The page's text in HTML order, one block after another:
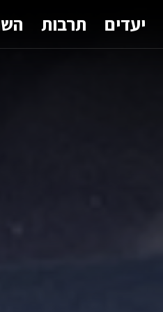
יעדים תרבות